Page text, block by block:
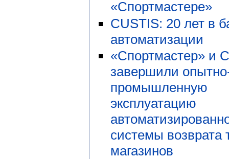
«Спортмастере»
CUSTIS: 20 лет в
автоматизации
«Спортмастер» и
завершили
промышленную
эксплуатацию
системы возврата
магазинов